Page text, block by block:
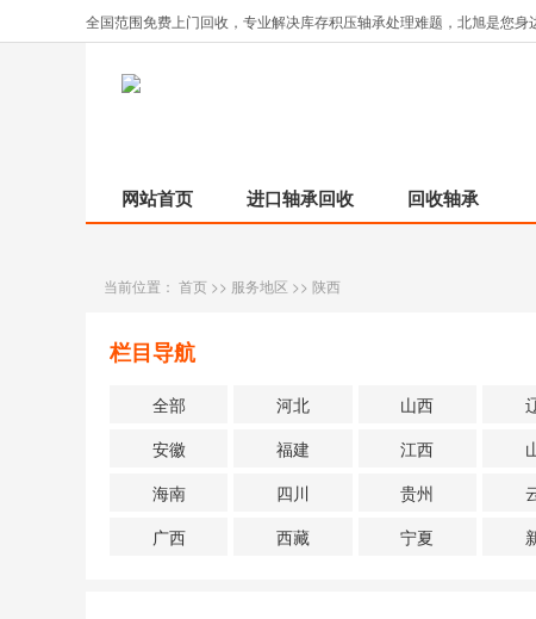
全国范围免费上门回收，专业解决库存积压轴承处理难题，北旭是您身
网站首页 进口轴承回收 回收轴承
当前位置： 首页 >> 服务地区 >> 陕西
栏目导航
全部 河北 山西
安徽
福建 江西
海南
四川 贵州
广西
西藏 宁夏